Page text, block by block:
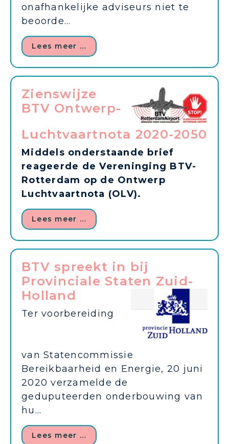
onafhankelijke adviseurs niet te
beoorde...
Lees meer …
Zienswijze
BTV Ontwerp-
Luchtvaartnota 2020-2050
Middels onderstaande brief
reageerde de Vereninging BTV-
Rotterdam op de Ontwerp
Luchtvaartnota (OLV).
Lees meer …
BTV spreekt in bij
Provinciale Staten Zuid-
Holland
Ter voorbereiding
van Statencommissie
Bereikbaarheid en Energie, 20 juni
2020 verzamelde de
geduputeerden onderbouwing van
hu...
Lees meer …